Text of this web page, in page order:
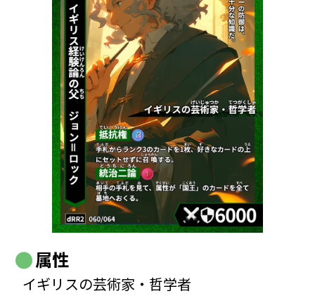
属性
イギリスの芸術家・哲学者